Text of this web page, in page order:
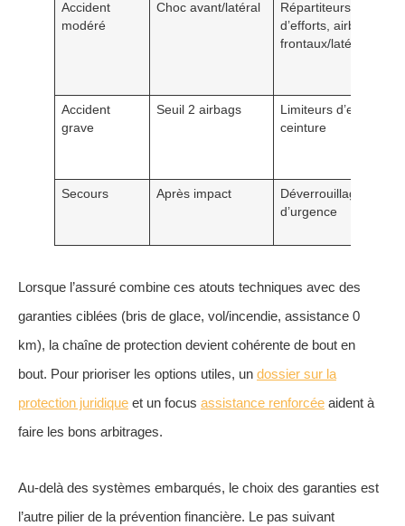
Accident
modéré
Choc avant/latéral
Répartiteurs
d’efforts, airbags
frontaux/latéraux
Accident
grave
Seuil 2 airbags
Limiteurs d’effort de
ceinture
Secours Après impact
Déverrouillage, appel
d’urgence
Lorsque l’assuré combine ces atouts techniques avec des
garanties ciblées (bris de glace, vol/incendie, assistance 0
km), la chaîne de protection devient cohérente de bout en
bout. Pour prioriser les options utiles, un dossier sur la
protection juridique et un focus assistance renforcée aident à
faire les bons arbitrages.
Au-delà des systèmes embarqués, le choix des garanties est
l’autre pilier de la prévention financière. Le pas suivant